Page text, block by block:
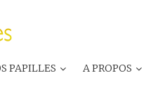
PAPILLES A PROPOS